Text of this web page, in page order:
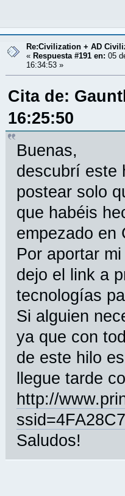
Re:Civilization + AD
« Respuesta #191 en: 05
16:34:53 »
Cita de:
16:25:50
Buenas,
descubrí este
postear solo
que habéis
empezado en
Por aportar
dejo el link a
tecnologías
Si alguien
ya que con
de este hilo
llegue tarde
http://
Saludos!